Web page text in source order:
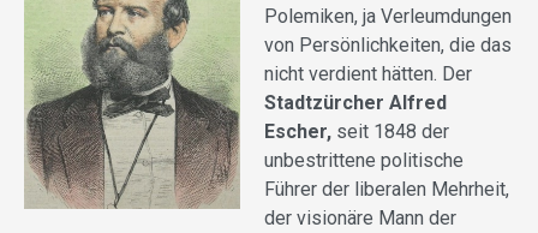
Polemiken, ja Verleumdungen
von Persönlichkeiten, die das
nicht verdient hätten. Der
Stadtzürcher Alfred
Escher, seit 1848 der
unbestrittene politische
Führer der liberalen Mehrheit,
der visionäre Mann der